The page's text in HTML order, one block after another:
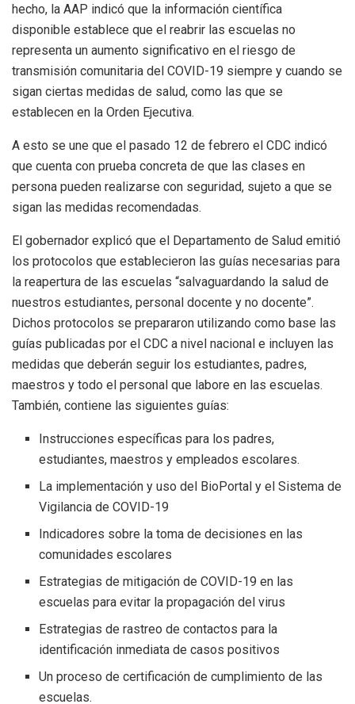
hecho, la AAP indicó que la información científica
disponible establece que el reabrir las escuelas no
representa un aumento significativo en el riesgo de
transmisión comunitaria del COVID-19 siempre y cuando se
sigan ciertas medidas de salud, como las que se
establecen en la Orden Ejecutiva.
A esto se une que el pasado 12 de febrero el CDC indicó
que cuenta con prueba concreta de que las clases en
persona pueden realizarse con seguridad, sujeto a que se
sigan las medidas recomendadas.
El gobernador explicó que el Departamento de Salud emitió
los protocolos que establecieron las guías necesarias para
la reapertura de las escuelas “salvaguardando la salud de
nuestros estudiantes, personal docente y no docente”.
Dichos protocolos se prepararon utilizando como base las
guías publicadas por el CDC a nivel nacional e incluyen las
medidas que deberán seguir los estudiantes, padres,
maestros y todo el personal que labore en las escuelas.
También, contiene las siguientes guías:
Instrucciones específicas para los padres,
estudiantes, maestros y empleados escolares.
La implementación y uso del BioPortal y el Sistema de
Vigilancia de COVID-19
Indicadores sobre la toma de decisiones en las
comunidades escolares
Estrategias de mitigación de COVID-19 en las
escuelas para evitar la propagación del virus
Estrategias de rastreo de contactos para la
identificación inmediata de casos positivos
Un proceso de certificación de cumplimiento de las
escuelas.